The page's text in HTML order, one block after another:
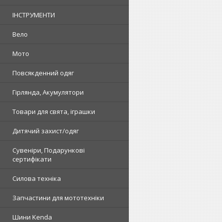
ІНСТРУМЕНТИ
Вело
Мото
Повсякденний одяг
Гірлянда, Акумулятори
Товари для свята, іграшки
Дитячий захист/одяг
Сувеніри, Подарункові
сертифікати
Силова техніка
Запчастини для мототехніки
Шини Kenda